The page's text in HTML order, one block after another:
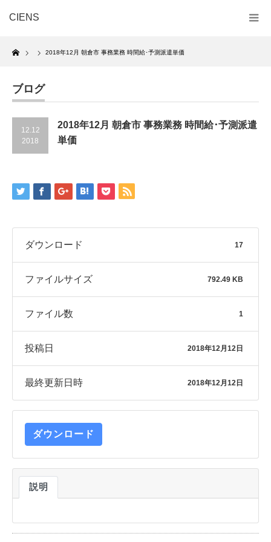
CIENS
Home
2018年12月 朝倉市 事務業務 時間給･予測派遣単価
ブログ
12.12
2018
2018年12月 朝倉市 事務業務 時間給･予測派遣
単価
ダウンロード 17
ファイルサイズ 792.49 KB
ファイル数 1
投稿日 2018年12月12日
最終更新日時 2018年12月12日
ダウンロード
説明